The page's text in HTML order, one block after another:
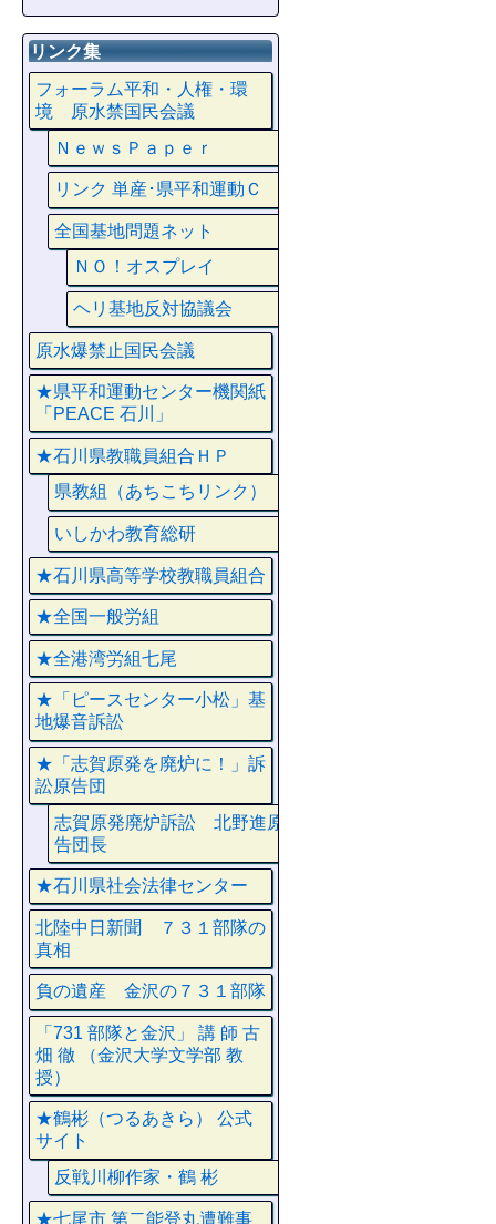
リンク集
フォーラム平和・人権・環
境 原水禁国民会議
ＮｅｗｓＰａｐｅｒ
リンク 単産･県平和運動Ｃ
全国基地問題ネット
ＮＯ！オスプレイ
ヘリ基地反対協議会
原水爆禁止国民会議
★県平和運動センター機関紙
「PEACE 石川」
★石川県教職員組合ＨＰ
県教組（あちこちリンク）
いしかわ教育総研
★石川県高等学校教職員組合
★全国一般労組
★全港湾労組七尾
★「ピースセンター小松」基
地爆音訴訟
★「志賀原発を廃炉に！」訴
訟原告団
志賀原発廃炉訴訟 北野進原
告団長
★石川県社会法律センター
北陸中日新聞 ７３１部隊の
真相
負の遺産 金沢の７３１部隊
「731 部隊と金沢」 講 師 古
畑 徹 （金沢大学文学部 教
授）
★鶴彬（つるあきら） 公式
サイト
反戦川柳作家・鶴 彬
★七尾市 第二能登丸遭難事